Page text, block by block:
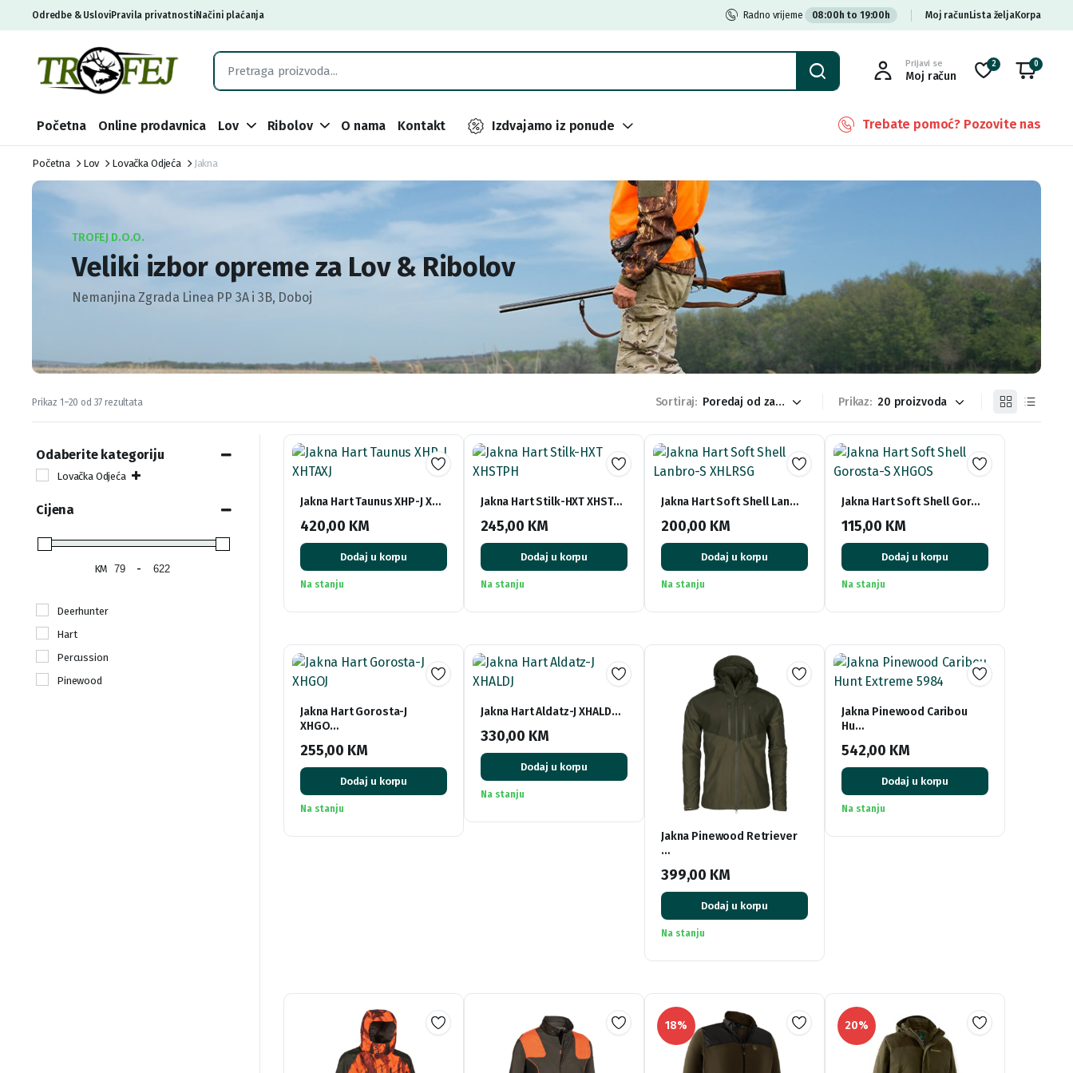
Odredbe & UsloviPravila privatnostiNačini plaćanja Radno vrijeme 08:00h to 19:00h Moj račun Lista željaKorpa
Prijavi se
Moj račun
2 0
Početna Online prodavnica Lov Ribolov O nama Kontakt Izdvajamo iz ponude Trebate pomoć? Pozovite nas
Početna Lov Lovačka Odjeća Jakna
TROFEJ D.O.O.
Veliki izbor opreme za Lov & Ribolov
Nemanjina Zgrada Linea PP 3A i 3B, Doboj
Prikaz 1–20 od 37 rezultataSorted
Sortiraj: Prikaz:
Jakna Hart Taunus XHP-J X…
420,00 KM
Dodaj u korpu
Na stanju
Jakna Hart Stilk-HXT XHST…
245,00 KM
Dodaj u korpu
Na stanju
Jakna Hart Soft Shell Lan…
200,00 KM
Dodaj u korpu
Na stanju
Jakna Hart Soft Shell Gor…
115,00 KM
Dodaj u korpu
Na stanju
Jakna Hart Gorosta-J
XHGO…
255,00 KM
Dodaj u korpu
Na stanju
Jakna Hart Aldatz-J XHALD…
330,00 KM
Dodaj u korpu
Na stanju
Jakna Pinewood Retriever
…
399,00 KM
Dodaj u korpu
Na stanju
Jakna Pinewood Caribou
Hu…
542,00 KM
Dodaj u korpu
Na stanju
18% 20%
Odaberite kategoriju
Lovačka Odjeća
Cijena
KM -
Deerhunter
Hart
Percussion
Pinewood